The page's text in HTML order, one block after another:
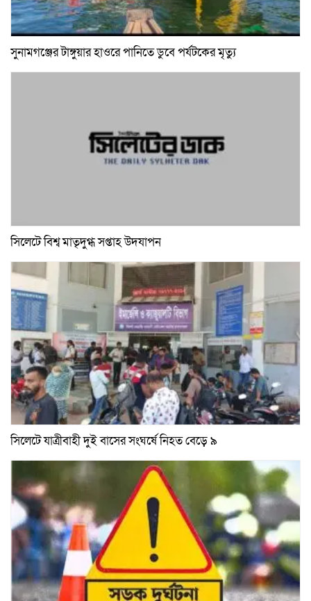
সুনামগঞ্জের টাঙ্গুয়ার হাওরে পানিতে ডুবে পর্যটকের মৃত্যু
সিলেটে বিশ্ব মাতৃদুগ্ধ সপ্তাহ উদযাপন
সিলেটে যাত্রীবাহী দুই বাসের সংঘর্ষে নিহত বেড়ে ৯